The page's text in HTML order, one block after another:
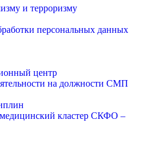
и терроризму
персональных данных
центр
на должности СМП
кластер СКФО –